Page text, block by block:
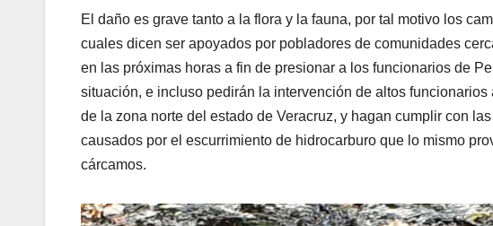
El daño es grave tanto a la flora y la fauna, por tal motivo los
cuales dicen ser apoyados por pobladores de comunidades
en las próximas horas a fin de presionar a los funcionarios de
situación, e incluso pedirán la intervención de altos
de la zona norte del estado de Veracruz, y hagan cumplir con
causados por el escurrimiento de hidrocarburo que lo mismo
cárcamos.